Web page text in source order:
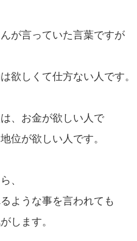
が言っていた言葉ですが
欲しくて仕方ない人です。
、お金が欲しい人で
位が欲しい人です。
、
ような事を言われても
します。